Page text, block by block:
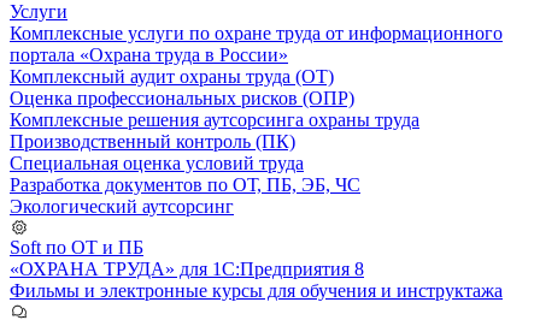
Услуги
Комплексные услуги по охране труда от информационного
портала «Охрана труда в России»
Комплексный аудит охраны труда (ОТ)
Оценка профессиональных рисков (ОПР)
Комплексные решения аутсорсинга охраны труда
Производственный контроль (ПК)
Специальная оценка условий труда
Разработка документов по ОТ, ПБ, ЭБ, ЧС
Экологический аутсорсинг
Soft по ОТ и ПБ
«ОХРАНА ТРУДА» для 1С:Предприятия 8
Фильмы и электронные курсы для обучения и инструктажа